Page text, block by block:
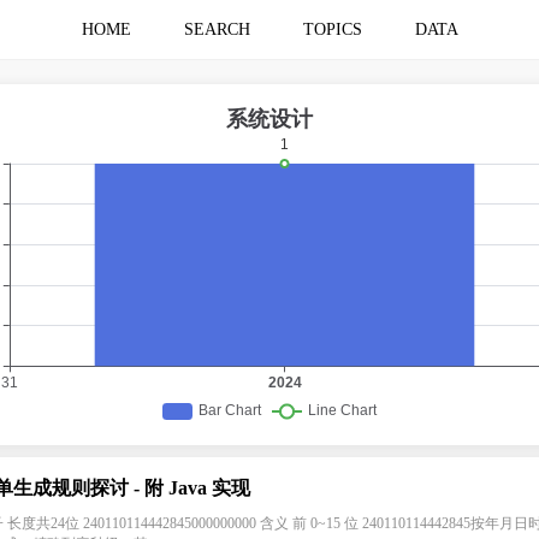
HOME SEARCH TOPICS DATA
生成规则探讨 - 附 Java 实现
长度共24位 240110114442845000000000 含义 前 0~15 位 240110114442845按年月日